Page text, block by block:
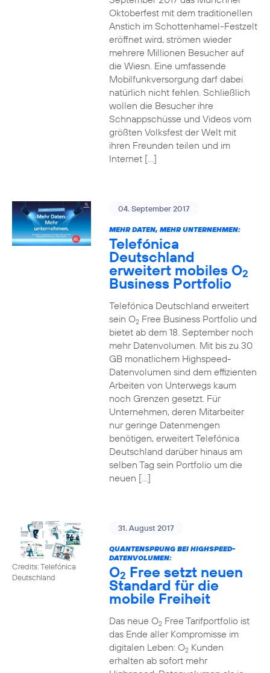
Oktoberfest mit dem traditionellen
Anstich im Schottenhamel-Festzelt
eröffnet wird, strömen wieder
mehrere Millionen Besucher auf
die Wiesn. Eine umfassende
Mobilfunkversorgung darf dabei
natürlich nicht fehlen. Schließlich
wollen die Besucher ihre
Schnappschüsse und Videos vom
größten Volksfest der Welt mit
ihren Freunden teilen und im
Internet […]
04. September 2017
MEHR DATEN, MEHR UNTERNEHMEN:
Telefónica
Deutschland
erweitert mobiles O2
Business Portfolio
Telefónica Deutschland erweitert
sein O2Free Business Portfolio und
bietet ab dem 18. September noch
mehr Datenvolumen. Mit bis zu 30
GB monatlichem Highspeed-
Datenvolumen sind dem effizienten
Arbeiten von Unterwegs kaum
noch Grenzen gesetzt. Für
Unternehmen, deren Mitarbeiter
nur geringe Datenmengen
benötigen, erweitert Telefónica
Deutschland darüber hinaus am
selben Tag sein Portfolio um die
neuen […]
Credits: Telefónica
Deutschland
31. August 2017
QUANTENSPRUNG BEI HIGHSPEED-
DATENVOLUMEN:
O2 Free setzt neuen
Standard für die
mobile Freiheit
Das neue O2Free Tarifportfolio ist
das Ende aller Kompromisse im
digitalen Leben: O2Kunden
erhalten ab sofort mehr